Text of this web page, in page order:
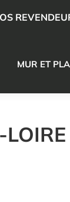
MUR ET